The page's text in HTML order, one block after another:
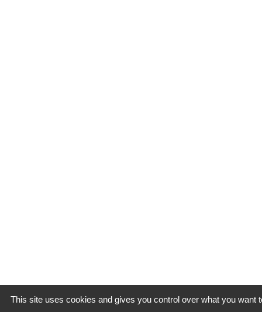
This site uses cookies and gives you control over what you want